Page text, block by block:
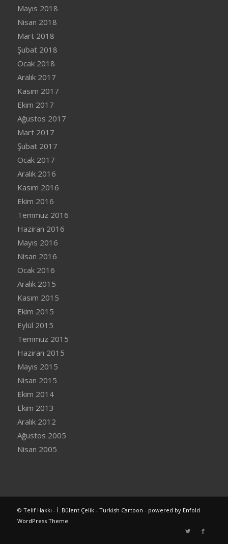
Mayıs 2018
Nisan 2018
Mart 2018
Şubat 2018
Ocak 2018
Aralık 2017
Kasım 2017
Ekim 2017
Ağustos 2017
Mart 2017
Şubat 2017
Ocak 2017
Aralık 2016
Kasım 2016
Ekim 2016
Temmuz 2016
Haziran 2016
Mayıs 2016
Nisan 2016
Ocak 2016
Aralık 2015
Kasım 2015
Ekim 2015
Eylül 2015
Temmuz 2015
Haziran 2015
Mayıs 2015
Nisan 2015
Ekim 2014
Ekim 2013
Aralık 2012
Ağustos 2005
Nisan 2005
© Telif Hakkı - İ. Bülent Çelik - Turkish Cartoon - powered by Enfold
WordPress Theme